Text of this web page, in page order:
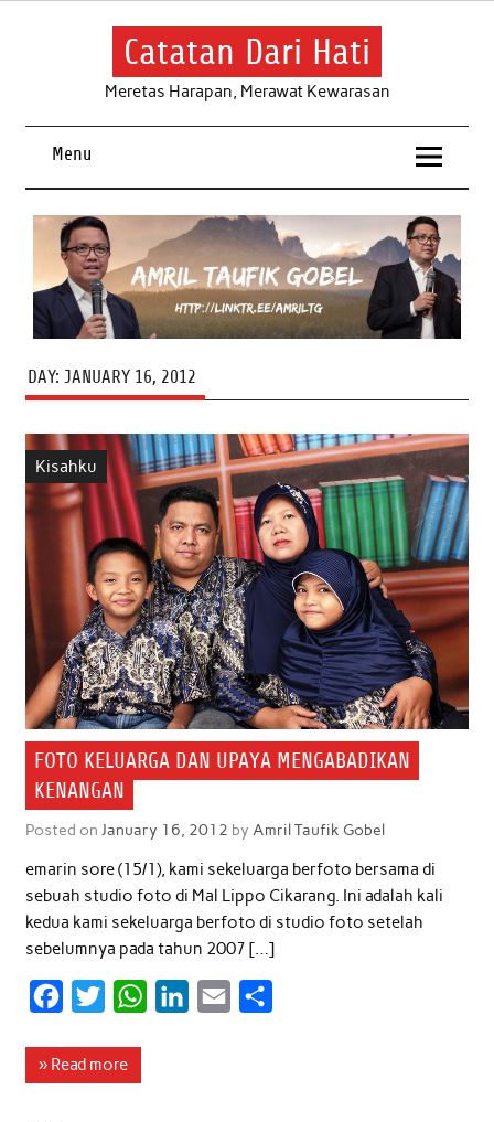
Skip
Catatan Dari Hati
Meretas Harapan, Merawat Kewarasan
Menu
DAY: JANUARY 16, 2012
Kisahku
FOTO KELUARGA DAN UPAYA MENGABADIKAN
KENANGAN
Posted on January 16, 2012 by Amril Taufik Gobel
emarin sore (15/1), kami sekeluarga berfoto bersama di
sebuah studio foto di Mal Lippo Cikarang. Ini adalah kali
kedua kami sekeluarga berfoto di studio foto setelah
sebelumnya pada tahun 2007 […]
c
i
W
» Read more